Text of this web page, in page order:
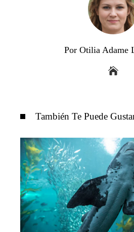
Por Otilia Adame
También Te Puede